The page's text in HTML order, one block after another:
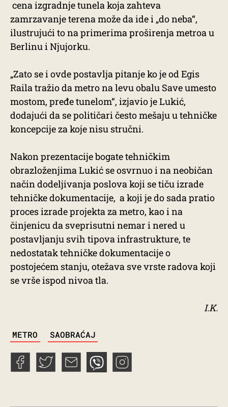
cena izgradnje tunela koja zahteva
zamrzavanje terena može da ide i „do neba“,
ilustrujući to na primerima proširenja metroa u
Berlinu i Njujorku.
„Zato se i ovde postavlja pitanje ko je od Egis
Raila tražio da metro na levu obalu Save umesto
mostom, pređe tunelom“, izjavio je Lukić,
dodajući da se političari često mešaju u tehničke
koncepcije za koje nisu stručni.
Nakon prezentacije bogate tehničkim
obrazloženjima Lukić se osvrnuo i na neobičan
način dodeljivanja poslova koji se tiču izrade
tehničke dokumentacije, a koji je do sada pratio
proces izrade projekta za metro, kao i na
činjenicu da sveprisutni nemar i nered u
postavljanju svih tipova infrastrukture, te
nedostatak tehničke dokumentacije o
postojećem stanju, otežava sve vrste radova koji
se vrše ispod nivoa tla.
I.K.
METRO SAOBRAĆAJ